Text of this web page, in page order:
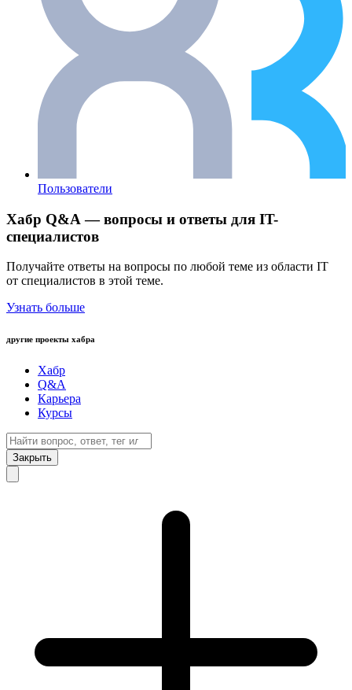
Пользователи
Хабр Q&A — вопросы и ответы для IT-
специалистов
Получайте ответы на вопросы по любой теме из области IT
от специалистов в этой теме.
Узнать больше
другие проекты хабра
Хабр
Q&A
Карьера
Курсы
Закрыть